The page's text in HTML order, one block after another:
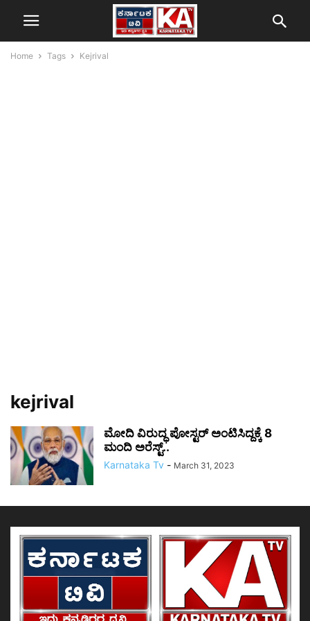
Home Tags Kejrival
kejrival
ಮೋದಿ ವಿರುದ್ಧ ಪೋಸ್ಟರ್ ಅಂಟಿಸಿದ್ದಕ್ಕೆ 8
ಮಂದಿ ಅರೆಸ್ಟ್..
Karnataka Tv - March 31, 2023